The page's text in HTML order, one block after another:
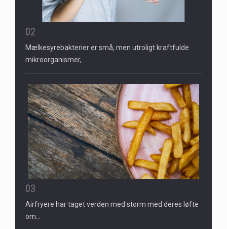
02
Mælkesyrebakterier er små, men utroligt kraftfulde
mikroorganismer,…
03
Airfryere har taget verden med storm med deres løfte
om…